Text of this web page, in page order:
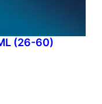
(26-60)